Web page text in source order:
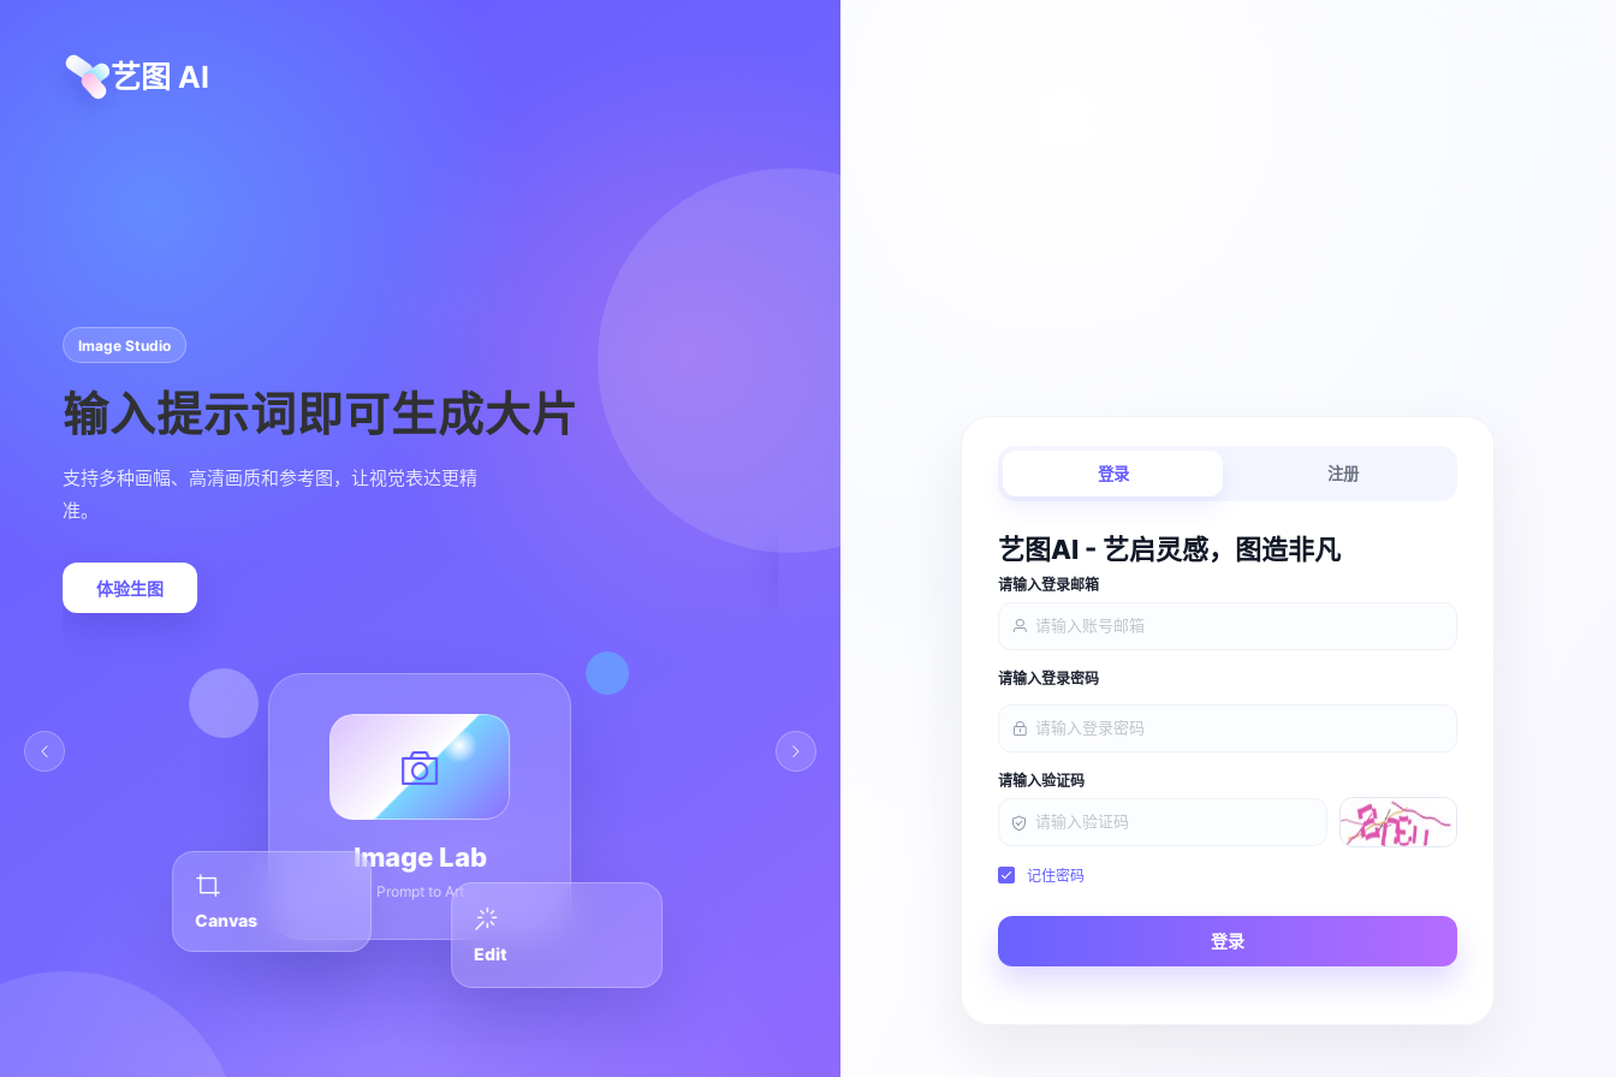
艺图 AI
Image Studio
输入提示词即可生成大片
支持多种画幅、高清画质和参考图，让视觉表达更精
准。
体验生图
Image Lab
Prompt to Art
Edit
Canvas
从脚本、分镜到视频生成，保持创作链路连贯顺畅。
Scene
登录 注册
艺图AI - 艺启灵感，图造非凡
请输入登录邮箱
请输入登录密码
请输入验证码
记住密码
登录